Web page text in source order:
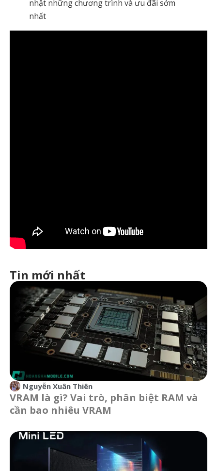
nhật những chương trình và ưu đãi sớm
nhất
Tin mới nhất
Nguyễn Xuân Thiên
VRAM là gì? Vai trò, phân biệt RAM và
cần bao nhiêu VRAM